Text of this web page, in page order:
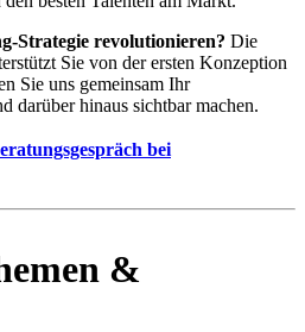
Strategie revolutionieren? Die
Sie von der ersten Konzeption
Sie uns gemeinsam Ihr
darüber hinaus sichtbar machen.
bei
&